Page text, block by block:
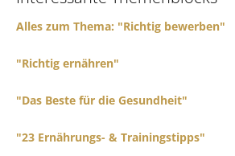
o
r
Alles zum Thema: "Richtig bewerben"
"Richtig ernähren"
"Das Beste für die Gesundheit"
"23 Ernährungs- & Trainingstipps"